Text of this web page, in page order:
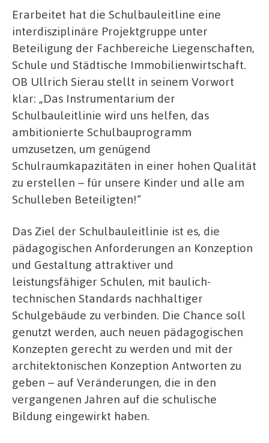
Erarbeitet hat die Schulbauleitline eine
interdisziplinäre Projektgruppe unter
Beteiligung der Fachbereiche Liegenschaften,
Schule und Städtische Immobilienwirtschaft.
OB Ullrich Sierau stellt in seinem Vorwort
klar: „Das Instrumentarium der
Schulbauleitlinie wird uns helfen, das
ambitionierte Schulbauprogramm
umzusetzen, um genügend
Schulraumkapazitäten in einer hohen Qualität
zu erstellen – für unsere Kinder und alle am
Schulleben Beteiligten!“
Das Ziel der Schulbauleitlinie ist es, die
pädagogischen Anforderungen an Konzeption
und Gestaltung attraktiver und
leistungsfähiger Schulen, mit baulich-
technischen Standards nachhaltiger
Schulgebäude zu verbinden. Die Chance soll
genutzt werden, auch neuen pädagogischen
Konzepten gerecht zu werden und mit der
architektonischen Konzeption Antworten zu
geben – auf Veränderungen, die in den
vergangenen Jahren auf die schulische
Bildung eingewirkt haben.